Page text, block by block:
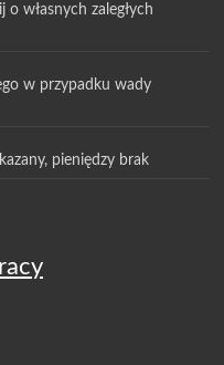
własnych zaległych
w przypadku wady
pieniędzy brak